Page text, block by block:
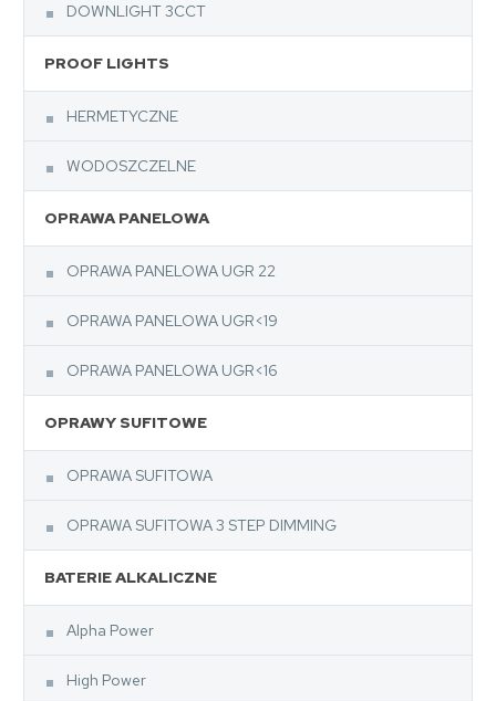
DOWNLIGHT 3CCT
PROOF LIGHTS
HERMETYCZNE
WODOSZCZELNE
OPRAWA PANELOWA
OPRAWA PANELOWA UGR 22
OPRAWA PANELOWA UGR<19
OPRAWA PANELOWA UGR<16
OPRAWY SUFITOWE
OPRAWA SUFITOWA
OPRAWA SUFITOWA 3 STEP DIMMING
BATERIE ALKALICZNE
Alpha Power
High Power